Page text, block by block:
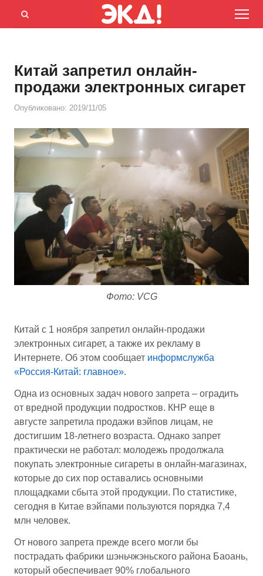
Menu
Открыть
Китай запретил онлайн-
продажи электронных сигарет
Опубликовано: 2019/11/05
Фото: VCG
Китай с 1 ноября запретил онлайн-продажи
электронных сигарет, а также их рекламу в
Интернете. Об этом сообщает информслужба
«Россия-Китай: главное».
Одна из основных задач нового запрета – оградить
от вредной продукции подростков. КНР еще в
августе запретила продажи вэйпов лицам, не
достигшим 18-летнего возраста. Однако запрет
практически не работал: молодежь продолжала
покупать электронные сигареты в онлайн-магазинах,
которые до сих пор оставались основными
площадками сбыта этой продукции. По статистике,
сегодня в Китае вэйпами пользуются порядка 7,4
млн человек.
От нового запрета прежде всего могли бы
пострадать фабрики шэньчжэньского района Баоань,
который обеспечивает 90% глобального